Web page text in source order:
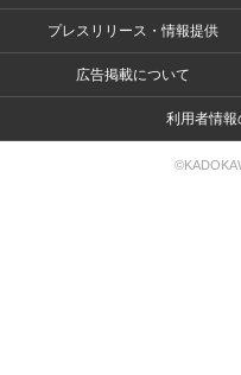
プレスリリース・情報提供
広告掲載について
利用者情報